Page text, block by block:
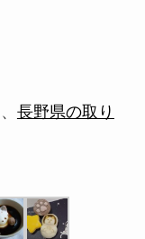
長野県の取り